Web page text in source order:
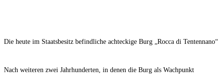
Die heute im Staatsbesitz befindliche achteckige Burg „Rocca di
Nach weiteren zwei Jahrhunderten, in denen die Burg als Wachpunkt